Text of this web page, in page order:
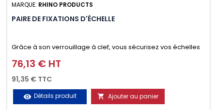
MARQUE: RHINO PRODUCTS
PAIRE DE FIXATIONS D'ÉCHELLE
Grâce à son verrouillage à clef, vous sécurisez vos échelles
d'un seul geste aussi bien contre le vol que pendant le
transport. Référence vendue par paire.
Prix
76,13 € HT
91,35 € TTC
visibility Détails produit  Ajouter au panier